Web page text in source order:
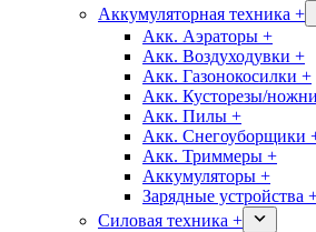
Аккумуляторная техника +
Акк. Аэраторы +
Акк. Воздуходувки +
Акк. Газонокосилки +
Акк. Кусторезы/
Акк. Пилы +
Акк. Снегоуборщики
Акк. Триммеры +
Аккумуляторы +
Зарядные устройства
Силовая техника +